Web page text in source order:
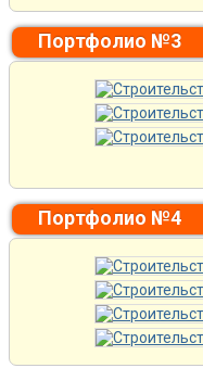
Портфолио №3
Портфолио №4